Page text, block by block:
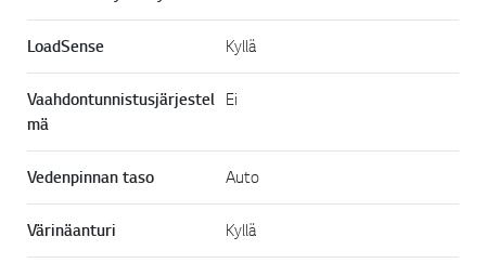
LoadSense Kyllä
Vaahdontunnistusjärjestel
mä
Ei
Vedenpinnan taso Auto
Värinäanturi Kyllä